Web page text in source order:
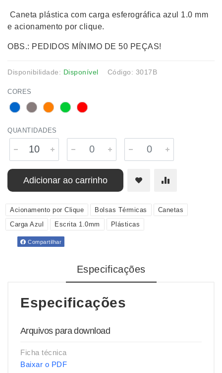
Caneta plástica com carga esferográfica azul 1.0 mm
e acionamento por clique.
OBS.: PEDIDOS MÍNIMO DE 50 PEÇAS!
Disponibilidade: Disponível Código: 3017B
CORES
QUANTIDADES
Adicionar ao carrinho
Acionamento por Clique Bolsas Térmicas
Canetas
Carga Azul
Escrita 1.0mm Plásticas
Compartilhar
Especificações
Especificações
Arquivos para download
Ficha técnica
Baixar o PDF